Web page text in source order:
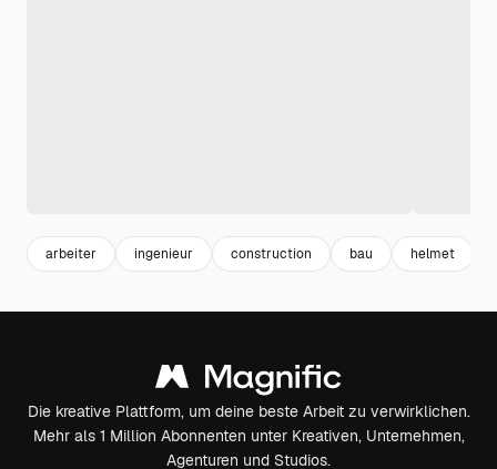
arbeiter ingenieur construction bau helmet
Die kreative Plattform, um deine beste Arbeit zu verwirklichen.
Mehr als 1 Million Abonnenten unter Kreativen, Unternehmen,
Agenturen und Studios.